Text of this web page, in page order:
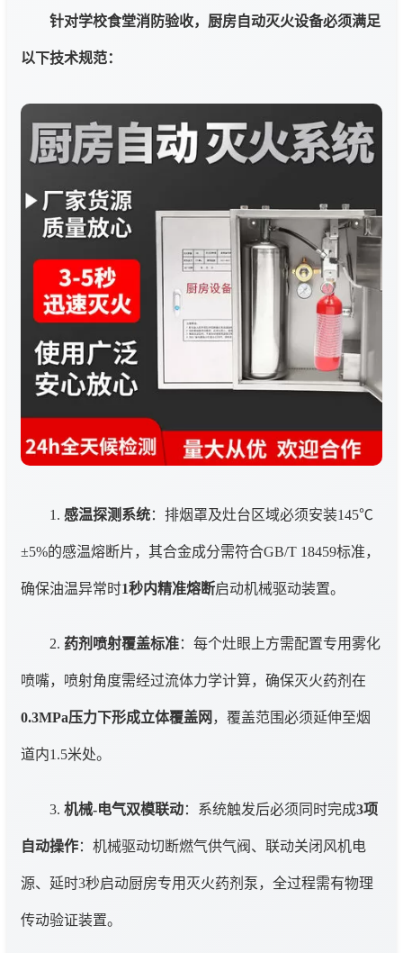
针对学校食堂消防验收，厨房自动灭火设备必须满足
以下技术规范：
1. 感温探测系统：排烟罩及灶台区域必须安装145℃
±5%的感温熔断片，其合金成分需符合GB/T 18459标准，
确保油温异常时1秒内精准熔断启动机械驱动装置。
2. 药剂喷射覆盖标准：每个灶眼上方需配置专用雾化
喷嘴，喷射角度需经过流体力学计算，确保灭火药剂在
0.3MPa压力下形成立体覆盖网 ，覆盖范围必须延伸至烟
道内1.5米处。
3. 机械-电气双模联动：系统触发后必须同时完成3项
自动操作：机械驱动切断燃气供气阀、联动关闭风机电
源、延时3秒启动厨房专用灭火药剂泵，全过程需有物理
传动验证装置。